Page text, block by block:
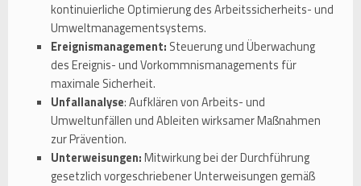
kontinuierliche Optimierung des Arbeitssicherheits- und
Umweltmanagementsystems.
Ereignismanagement: Steuerung und Überwachung
des Ereignis- und Vorkommnismanagements für
maximale Sicherheit.
Unfallanalyse: Aufklären von Arbeits- und
Umweltunfällen und Ableiten wirksamer Maßnahmen
zur Prävention.
Unterweisungen:Mitwirkung bei der Durchführung
gesetzlich vorgeschriebener Unterweisungen gemäß